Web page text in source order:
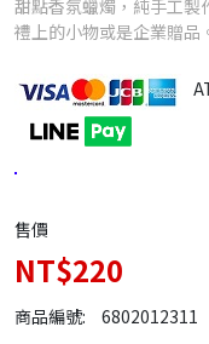
甜點香氛蠟燭，純手工製
禮上的小物或是企業贈品
售價
NT$220
商品編號:
6802012311